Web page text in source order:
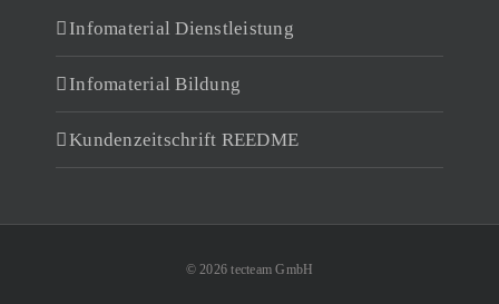
Infomaterial Dienstleistung
Infomaterial Bildung
Kundenzeitschrift REEDME
© 2026 tecteam GmbH